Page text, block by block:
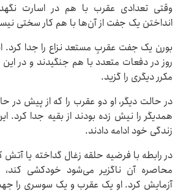
وقتی تعدادی عقرب با هم در اسارت
انداختن یک جفت از آن‌ها با هم کار سختی
بورن یک جفت عقربِ مستعد نزاع را جدا
روز در دفعات متعدد با هم جنگیدند و در
مکرر دیگری را گزید.
در حالت دیگر، او دو عقرب را که از پیش در
همدیگر را نیش زده بودند از بقیه جدا کرد.
زندگی خود ادامه دادند.
در رابطه با فرضیه حلقه زغال گداخته یا آتش
محاصره آن ناگزیر می‌شود خودکشی
آزمایش کرد. او یک عقرب و یک سوسری را